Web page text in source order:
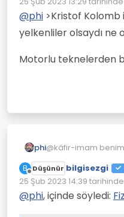
var onlar rüzgar yönünde sürüklenmesine
engel oluyorlar.
katamarandaki
Son düzenleyen:
@phi >Kristof Kolomb
yelkenliler olsaydı ne
Motorlu teknelerden
phi@kâfir-imam
B
Çevrimdışı
Düşünür bilgisezgi
25 Şub 2023 14:39 tarihinde
Son düzenleyen:
@phi, içinde söyledi: